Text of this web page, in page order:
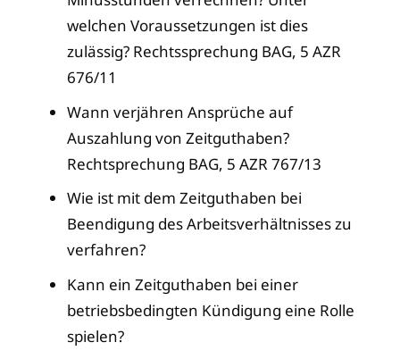
welchen Voraussetzungen ist dies
zulässig? Rechtssprechung BAG, 5 AZR
676/11
Wann verjähren Ansprüche auf
Auszahlung von Zeitguthaben?
Rechtsprechung BAG, 5 AZR 767/13
Wie ist mit dem Zeitguthaben bei
Beendigung des Arbeitsverhältnisses zu
verfahren?
Kann ein Zeitguthaben bei einer
betriebsbedingten Kündigung eine Rolle
spielen?